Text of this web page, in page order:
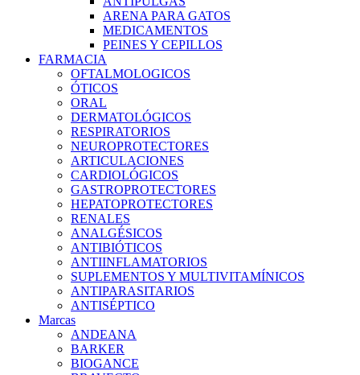
ARENA PARA GATOS
MEDICAMENTOS
PEINES Y CEPILLOS
FARMACIA
OFTALMOLOGICOS
ÓTICOS
ORAL
DERMATOLÓGICOS
RESPIRATORIOS
NEUROPROTECTORES
ARTICULACIONES
CARDIOLÓGICOS
GASTROPROTECTORES
HEPATOPROTECTORES
RENALES
ANALGÉSICOS
ANTIBIÓTICOS
ANTIINFLAMATORIOS
SUPLEMENTOS Y MULTIVITAMÍNICOS
ANTIPARASITARIOS
ANTISÉPTICO
Marcas
ANDEANA
BARKER
BIOGANCE